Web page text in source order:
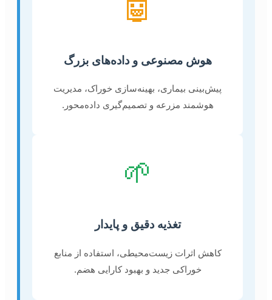
🤖
هوش مصنوعی و داده‌های بزرگ
پیش‌بینی بیماری، بهینه‌سازی خوراک، مدیریت
هوشمند مزرعه و تصمیم‌گیری داده‌محور.
🌱
تغذیه دقیق و پایدار
کاهش اثرات زیست‌محیطی، استفاده از منابع
خوراکی جدید و بهبود کارایی هضم.